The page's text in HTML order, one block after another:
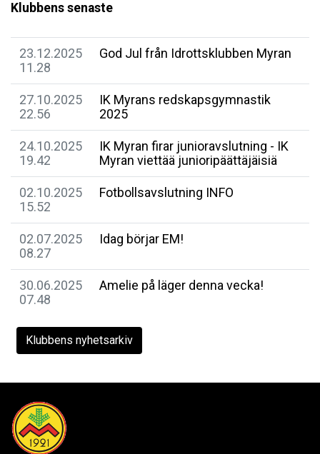
Klubbens senaste
23.12.2025
11.28
God Jul från Idrottsklubben Myran
27.10.2025
22.56
IK Myrans redskapsgymnastik
2025
24.10.2025
19.42
​IK Myran firar junioravslutning - IK
Myran viettää junioripäättäjäisiä
02.10.2025
15.52
Fotbollsavslutning INFO
02.07.2025
08.27
Idag börjar EM!
30.06.2025
07.48
Amelie på läger denna vecka!
Klubbens nyhetsarkiv